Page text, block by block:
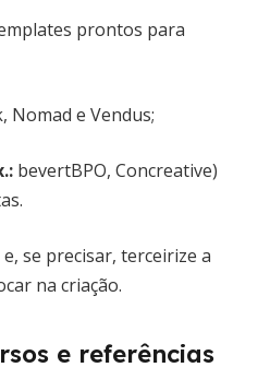
prontos para
Nomad e Vendus;
bevertBPO, Concreative)
se precisar, terceirize a
na criação.
e referências